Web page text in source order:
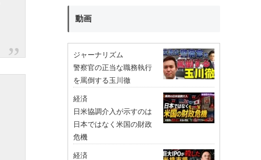
動画
ジャーナリズム
警察官の正当な職務執行
を罵倒する玉川徹
経済
日米協調介入が示すのは
日本ではなく米国の財政
危機
経済